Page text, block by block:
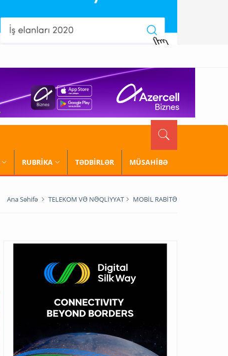
RUBRİKA TƏDBİRLƏR MÜSAHİBƏ
Ana Səhifə TELEKOM VƏ NƏQLİYYAT MOBİL RABİTƏ